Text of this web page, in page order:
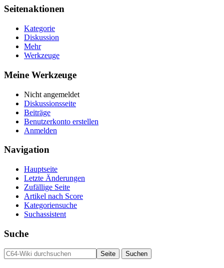
Seitenaktionen
Kategorie
Diskussion
Mehr
Werkzeuge
Meine Werkzeuge
Nicht angemeldet
Diskussionsseite
Beiträge
Benutzerkonto erstellen
Anmelden
Navigation
Hauptseite
Letzte Änderungen
Zufällige Seite
Artikel nach Score
Kategoriensuche
Suchassistent
Suche